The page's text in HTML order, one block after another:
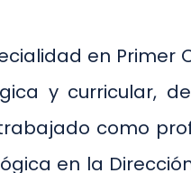
en Primer
y curricular,
como
en la